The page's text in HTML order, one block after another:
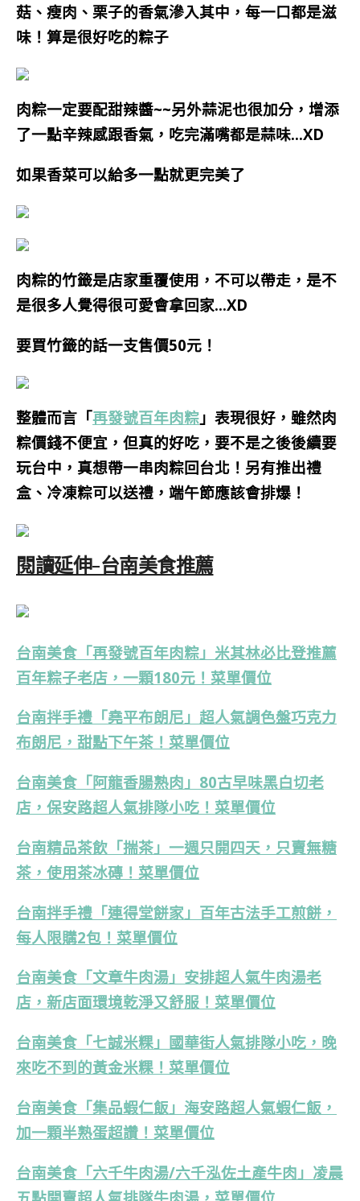
菇、瘦肉、栗子的香氣滲入其中，每一口都是滋
味！算是很好吃的粽子
肉粽一定要配甜辣醬~~另外蒜泥也很加分，增添
了一點辛辣感跟香氣，吃完滿嘴都是蒜味…XD
如果香菜可以給多一點就更完美了
肉粽的竹籤是店家重覆使用，不可以帶走，是不
是很多人覺得很可愛會拿回家…XD
要買竹籤的話一支售價50元！
整體而言「再發號百年肉粽 」表現很好，雖然肉
粽價錢不便宜，但真的好吃，要不是之後後續要
玩台中，真想帶一串肉粽回台北！另有推出禮
盒、冷凍粽可以送禮，端午節應該會排爆！
閱讀延伸-台南美食推薦
台南美食「再發號百年肉粽」米其林必比登推薦
百年粽子老店，一顆180元！菜單價位
台南拌手禮「堯平布朗尼」超人氣調色盤巧克力
布朗尼，甜點下午茶！菜單價位
台南美食「阿龍香腸熟肉」80古早味黑白切老
店，保安路超人氣排隊小吃！菜單價位
台南精品茶飲「揣茶」一週只開四天，只賣無糖
茶，使用茶冰磚！菜單價位
台南拌手禮「連得堂餅家」百年古法手工煎餅，
每人限購2包！菜單價位
台南美食「文章牛肉湯」安排超人氣牛肉湯老
店，新店面環境乾淨又舒服！菜單價位
台南美食「七誠米粿」國華街人氣排隊小吃，晚
來吃不到的黃金米粿！菜單價位
台南美食「集品蝦仁飯」海安路超人氣蝦仁飯，
加一顆半熟蛋超讚！菜單價位
台南美食「六千牛肉湯/六千泓佐土產牛肉」凌晨